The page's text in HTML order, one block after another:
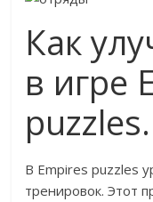
Как
в игре
puzzles.
В Empires puzzles
тренировок. Этот